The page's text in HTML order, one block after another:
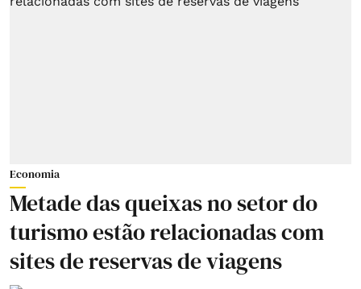
Economia
Metade das queixas no setor do
turismo estão relacionadas com
sites de reservas de viagens